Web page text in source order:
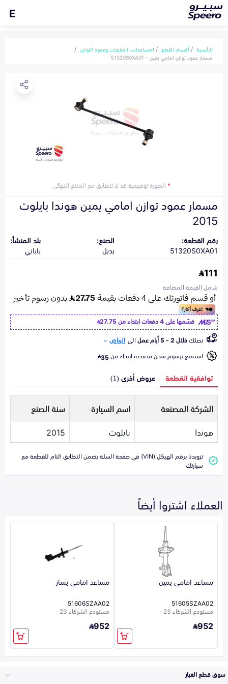
E
الرئيسية أقسام القطع
المساعدات، المقصات وعمود التوازن
مسمار عمود توازن امامي يمين - 51320S0XA01
*الصورة توضيحية قد لا تتطابق مع المنتج النهائي
مسمار عمود توازن امامي يمين هوندا بايلوت
2015
رقم القطعة:
51320S0XA01
الصنع:
بديل
بلد المنشأ:
ياباني
111
شامل القيمة المضافة
قسّمها على 4 دفعات ابتداء من
27.75
تصلكخلال 2 - 5 أيام عمل الى الرياض
استمتع برسوم شحن مخفضة ابتداء من35
توافقية القطعة عروض أخرى (1)
الشركة المصنعة اسم السيارة
سنة الصنع
هوندا
بايلوت 2015
تزويدنا برقم الهيكل (VIN) في صفحة السلة يضمن التطابق التام للقطعة مع
سيارتك
العملاء اشتروا أيضاً
مساعد امامي يمين
51605SZAA02
مستودع الشركاء 23
952
مساعد امامي يسار
51606SZAA02
مستودع الشركاء 23
952
سوق قطع الغيار